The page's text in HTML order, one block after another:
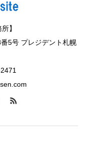
】
5号 プレジデント札幌